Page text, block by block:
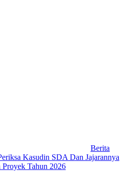
Berita
Kasudin SDA Dan Jajarannya
Proyek Tahun 2026